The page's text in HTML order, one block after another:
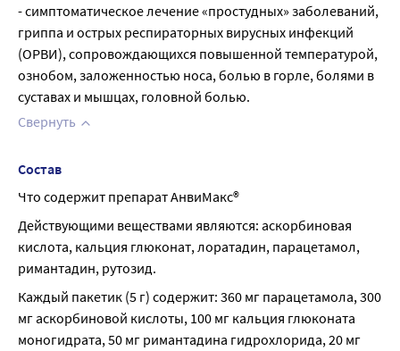
- симптоматическое лечение «простудных» заболеваний,
гриппа и острых респираторных вирусных инфекций
(ОРВИ), сопровождающихся повышенной температурой,
ознобом, заложенностью носа, болью в горле, болями в
суставах и мышцах, головной болью.
Свернуть
Состав
Что содержит препарат АнвиМакс®
Действующими веществами являются: аскорбиновая
кислота, кальция глюконат, лоратадин, парацетамол,
римантадин, рутозид.
Каждый пакетик (5 г) содержит: 360 мг парацетамола, 300
мг аскорбиновой кислоты, 100 мг кальция глюконата
моногидрата, 50 мг римантадина гидрохлорида, 20 мг